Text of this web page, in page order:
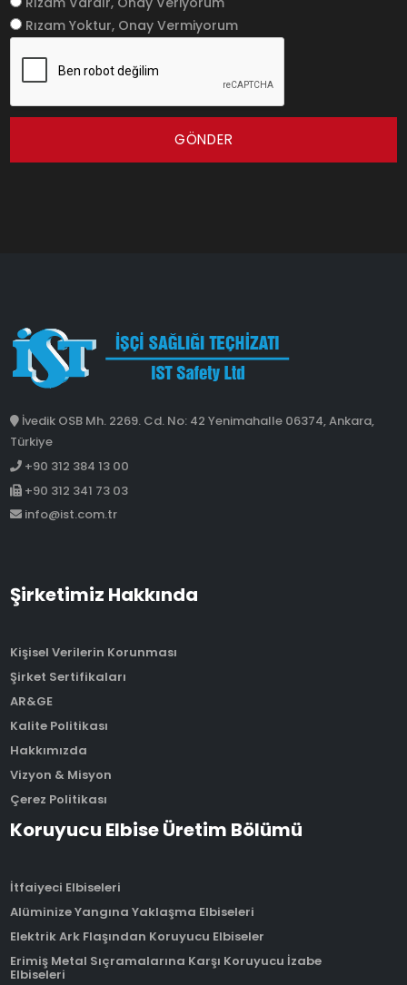
Rızam Yoktur, Onay Vermiyorum
GÖNDER
İvedik OSB Mh. 2269. Cd. No: 42 Yenimahalle 06374, Ankara,
Türkiye
+90 312 384 13 00
+90 312 341 73 03
info@ist.com.tr
Şirketimiz Hakkında
Kişisel Verilerin Korunması
Şirket Sertifikaları
AR&GE
Kalite Politikası
Hakkımızda
Vizyon & Misyon
Çerez Politikası
Koruyucu Elbise Üretim Bölümü
İtfaiyeci Elbiseleri
Alüminize Yangına Yaklaşma Elbiseleri
Elektrik Ark Flaşından Koruyucu Elbiseler
Erimiş Metal Sıçramalarına Karşı Koruyucu İzabe
Elbiseleri